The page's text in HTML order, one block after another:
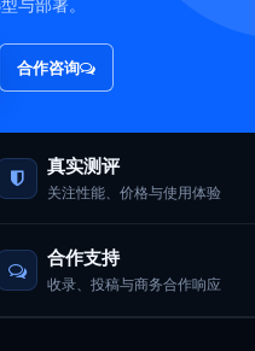
合作咨询
真实测评
关注性能、价格与使用体验
合作支持
收录、投稿与商务合作响应